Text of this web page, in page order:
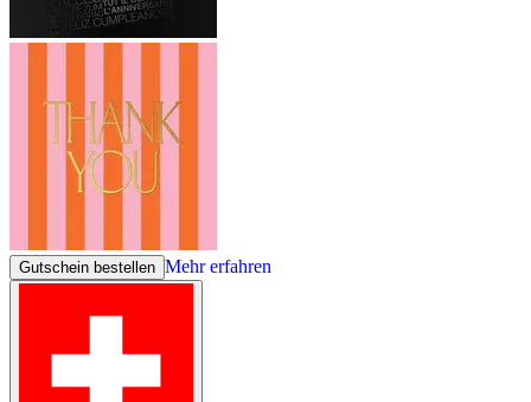
Gutschein bestellen Mehr erfahren